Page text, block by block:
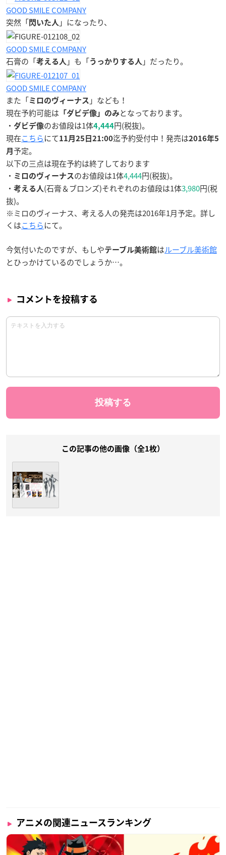
GOOD SMILE COMPANY
突然「 閃いた人 」になったり、
GOOD SMILE COMPANY
石膏の「考える人 」も「うっかりする人 」だったり。
GOOD SMILE COMPANY
また「ミロのヴィーナス 」なども！
現在予約可能は 「ダビデ像」のみとなっております。
・ ダビデ像のお値段は1体4,444円(税抜)。
現在こちらにて11月25日21:00迄予約受付中！発売は2016年5
月 予定。
以下の三点は現在予約は終了しております
・ ミロのヴィーナス のお値段は1体4,444円(税抜)。
・ 考える人 (石膏＆ブロンズ)それぞれのお値段は1体3,980円(税
抜)。
※ミロのヴィーナス、考える人の発売は2016年1月予定。詳し
くはこちらにて。
今気付いたのですが、もしやテーブル美術館はルーブル美術館
とひっかけているのでしょうか…。
コメントを投稿する
この記事の他の画像（全1枚）
アニメの関連ニュースランキング